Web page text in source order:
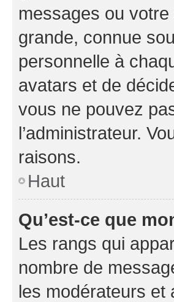
messages ou
grande, connue
personnelle à
avatars et de
vous ne pouvez
l’administrateur.
raisons.
Haut
Qu’est-ce que
Les rangs qui
nombre de
les modérateurs et